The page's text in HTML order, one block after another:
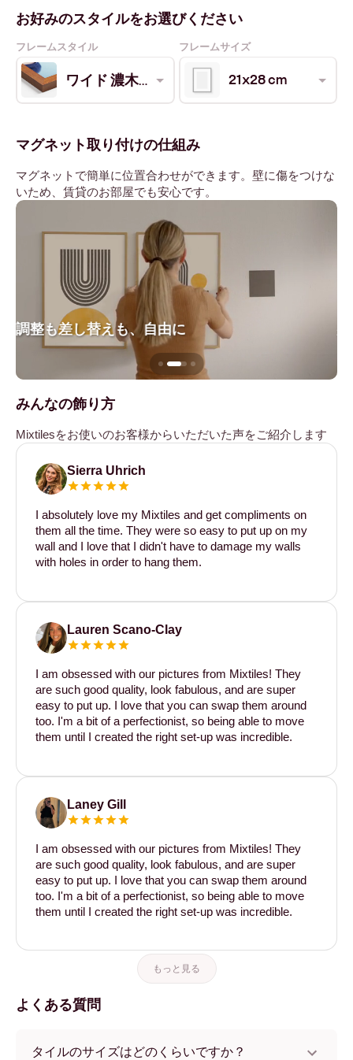
お好みのスタイルをお選びください
フレームスタイル フレームサイズ
ワイド 濃木目 21x28 cm
マグネット取り付けの仕組み
マグネットで簡単に位置合わせができます。壁に傷をつけな
いため、賃貸のお部屋でも安心です。
調整も差し替えも、自由に
みんなの飾り方
Mixtilesをお使いのお客様からいただいた声をご紹介します
Sierra Uhrich
I absolutely love my Mixtiles and get compliments on
them all the time. They were so easy to put up on my
wall and I love that I didn't have to damage my walls
with holes in order to hang them.
Lauren Scano-Clay
I am obsessed with our pictures from Mixtiles! They
are such good quality, look fabulous, and are super
easy to put up. I love that you can swap them around
too. I'm a bit of a perfectionist, so being able to move
them until I created the right set-up was incredible.
Laney Gill
I am obsessed with our pictures from Mixtiles! They
are such good quality, look fabulous, and are super
easy to put up. I love that you can swap them around
too. I'm a bit of a perfectionist, so being able to move
them until I created the right set-up was incredible.
もっと見る
よくある質問
タイルのサイズはどのくらいですか？